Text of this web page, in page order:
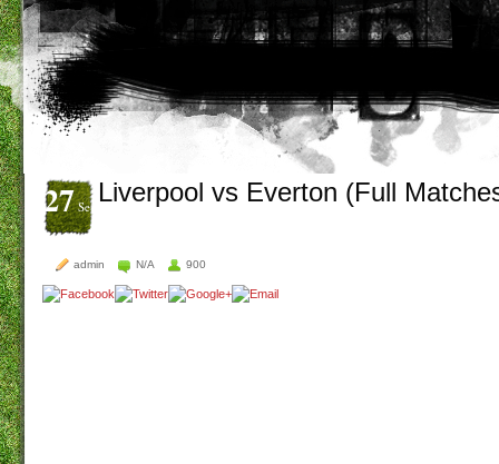
27Set Liverpool vs Everton (Full
admin N/A 900